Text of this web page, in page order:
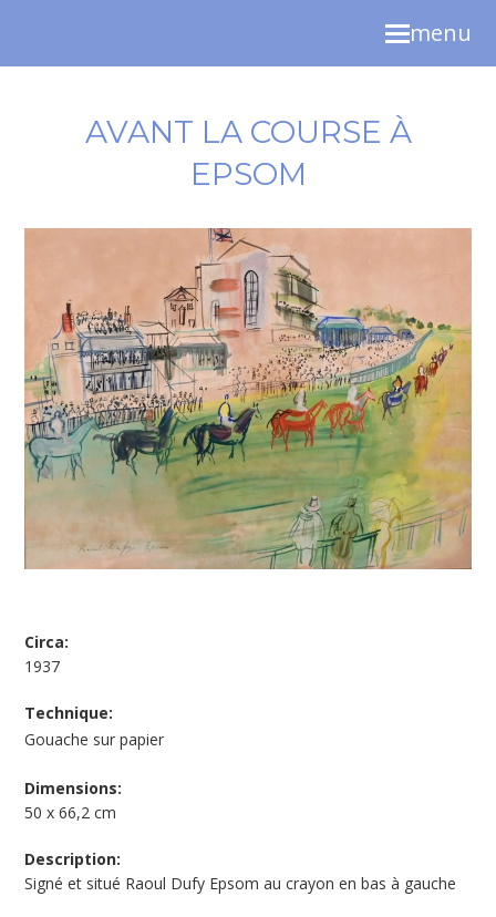
menu
AVANT LA COURSE À
EPSOM
Circa:
1937
Technique:
Gouache sur papier
Dimensions:
50 x 66,2 cm
Description:
Signé et situé Raoul Dufy Epsom au crayon en bas à gauche